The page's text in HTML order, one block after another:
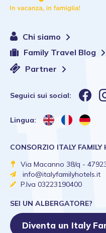
Chi siamo
Family Travel Blog
Partner
Seguici sui social:
Lingua:
CONSORZIO ITALY FAMILY
Via Macanno 38/q -
info@italyfamilyhotels.it
P.Iva 03223190400
SEI UN ALBERGATORE?
Diventa un Italy